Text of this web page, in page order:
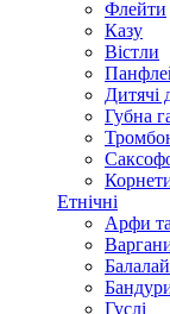
Флейти
Казу
Вістли
Дитячі
Губна
Етнічні
Арфи
Гуслі